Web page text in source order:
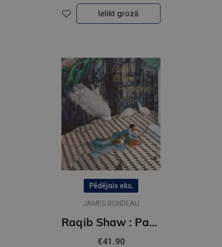
Ielikt grozā
Pēdējais eks.
JAMES RONDEAU
Raqib Shaw : Paradise Lost
€41.90